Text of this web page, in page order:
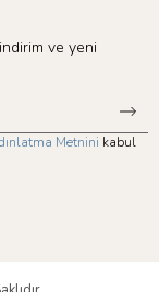
ve yeni
Metnini kabul